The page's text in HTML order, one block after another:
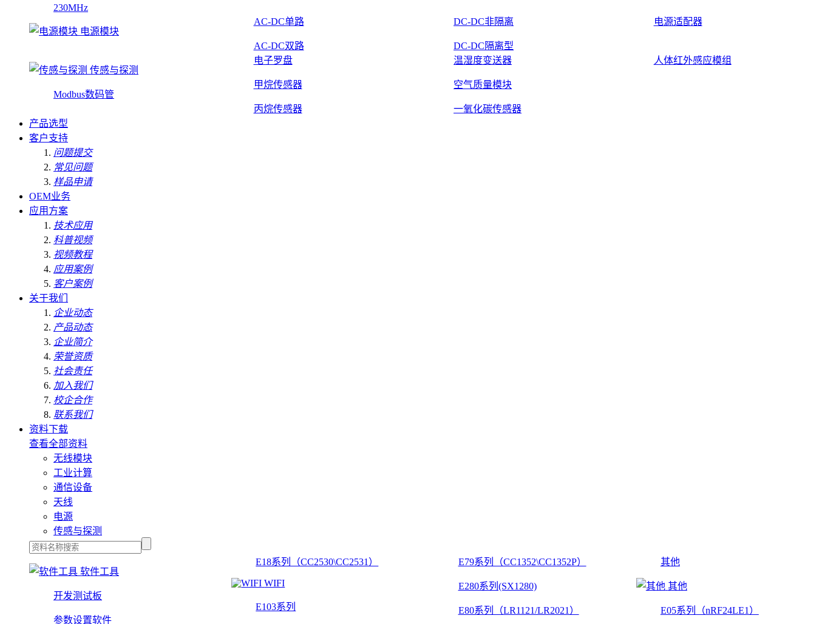
230MHz
电源模块
AC-DC单路
AC-DC双路
DC-DC非隔离
DC-DC隔离型
电源适配器
传感与探测
Modbus数码管
电子罗盘
甲烷传感器
丙烷传感器
温湿度变送器
空气质量模块
一氧化碳传感器
人体红外感应模组
产品选型
客户支持
问题提交
常见问题
样品申请
OEM业务
应用方案
技术应用
科普视频
视频教程
应用案例
客户案例
关于我们
企业动态
产品动态
企业简介
荣誉资质
社会责任
加入我们
校企合作
联系我们
资料下载
查看全部资料
无线模块
工业计算
通信设备
天线
电源
传感与探测
软件工具
开发测试板
参数设置软件
E18系列（CC2530\CC2531）
WIFI
E103系列
E79系列（CC1352\CC1352P）
E280系列(SX1280)
E80系列（LR1121/LR2021）
其他
其他
E05系列（nRF24LE1）